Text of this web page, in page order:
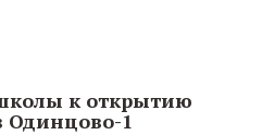
к открытию
Одинцово-1